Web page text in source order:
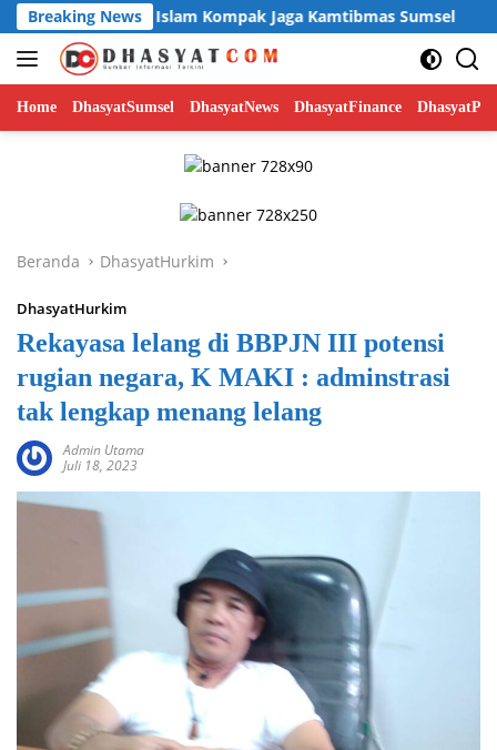
Langsung
ke
konten
Breaking News
Islam Kompak Jaga Kamtibmas Sumsel
Home DhasyatSumsel DhasyatNews DhasyatFinance
Beranda DhasyatHurkim
DhasyatHurkim
Rekayasa lelang di BBPJN III potensi
rugian negara, K MAKI : adminstrasi
tak lengkap menang lelang
Admin Utama
Juli 18, 2023